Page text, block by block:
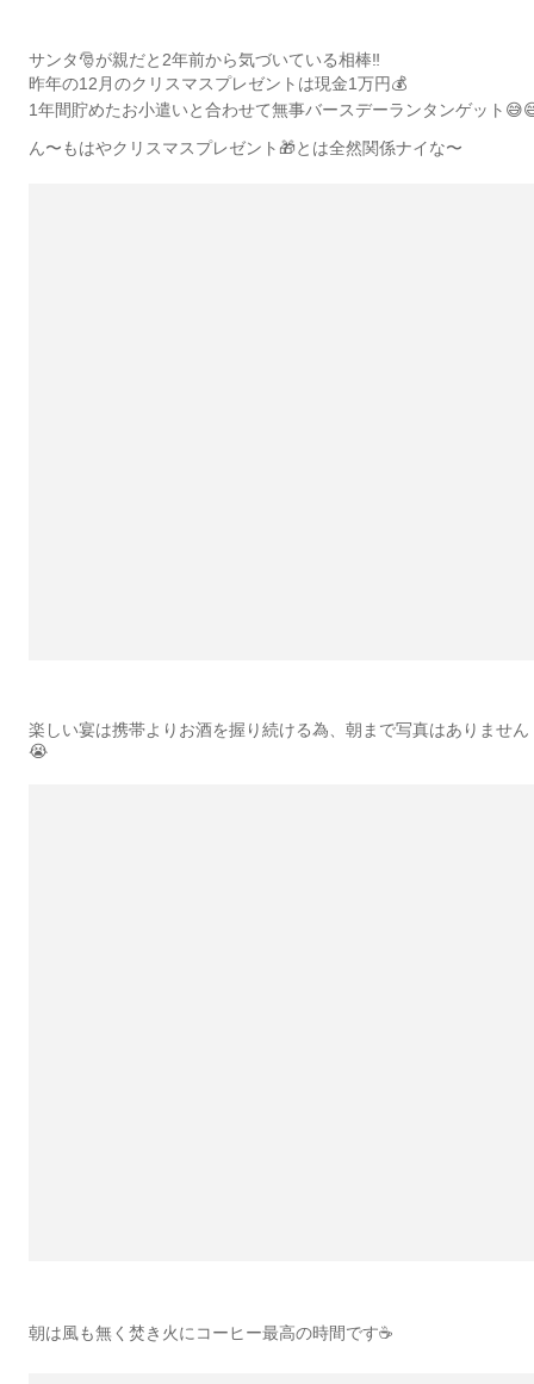
サンタ🎅が親だと2年前から気づいている相棒‼︎
昨年の12月のクリスマスプレゼントは現金1万円💰
1年間貯めたお小遣いと合わせて無事バースデーランタンゲット
ん〜もはやクリスマスプレゼント🎁とは全然関係ナイな〜
楽しい宴は携帯よりお酒を握り続ける為、朝まで写真はありません
😭
朝は風も無く焚き火にコーヒー最高の時間です☕️